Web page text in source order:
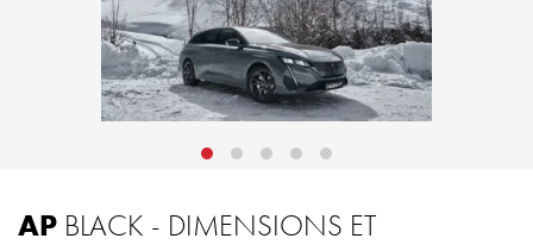
AP BLACK - DIMENSIONS ET